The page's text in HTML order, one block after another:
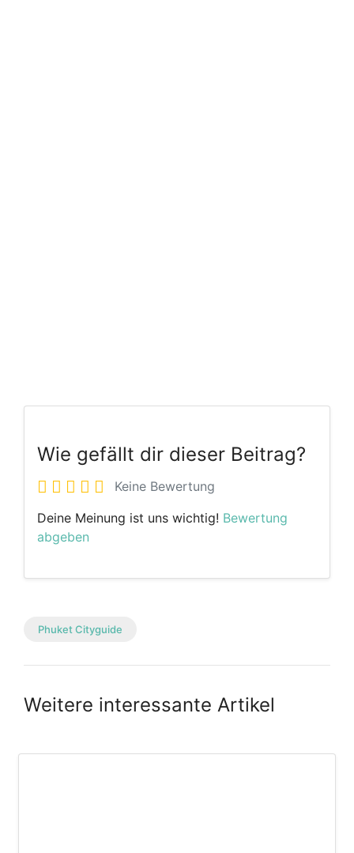
Wie gefällt dir dieser Beitrag?
Keine Bewertung
Deine Meinung ist uns wichtig! Bewertung
abgeben
Phuket Cityguide
Weitere interessante Artikel